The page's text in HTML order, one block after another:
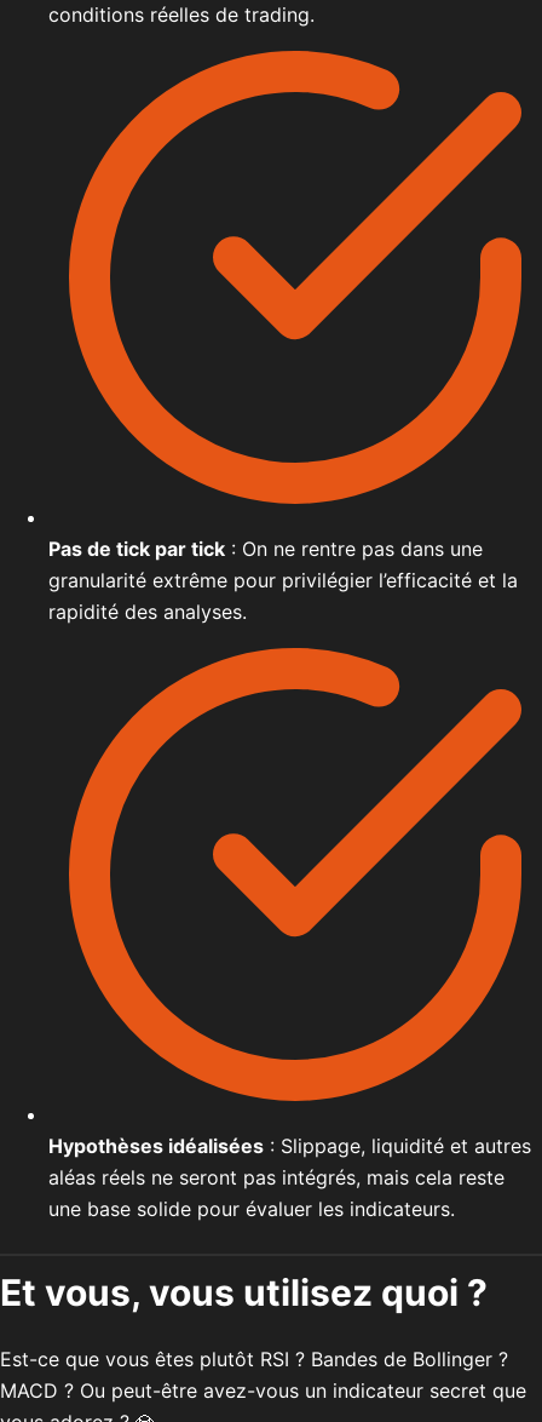
conditions réelles de trading.
Pas de tick par tick : On ne rentre pas dans une
granularité extrême pour privilégier l’efficacité et la
rapidité des analyses.
Hypothèses idéalisées : Slippage, liquidité et autres
aléas réels ne seront pas intégrés, mais cela reste
une base solide pour évaluer les indicateurs.
Et vous, vous utilisez quoi ?
Est-ce que vous êtes plutôt RSI ? Bandes de Bollinger ?
MACD ? Ou peut-être avez-vous un indicateur secret que